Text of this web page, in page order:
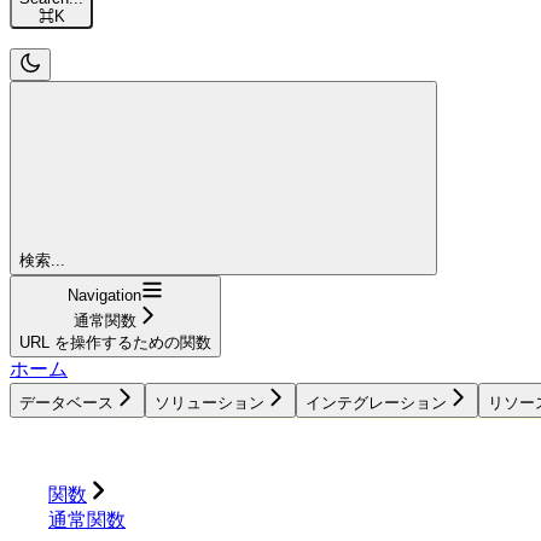
⌘K
検索...
Navigation
通常関数
URL を操作するための関数
ホーム
データベース ソリューション インテグレーション リソー
関数
通常関数